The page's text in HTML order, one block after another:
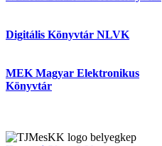
Digitális Könyvtár NLVK
MEK Magyar Elektronikus
Könyvtár